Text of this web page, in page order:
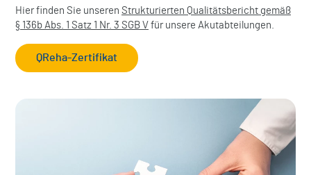
Hier finden Sie unseren Strukturierten Qualitätsbericht gemäß
§ 136b Abs. 1 Satz 1 Nr. 3 SGB V für unsere Akutabteilungen.
QReha-Zertifikat